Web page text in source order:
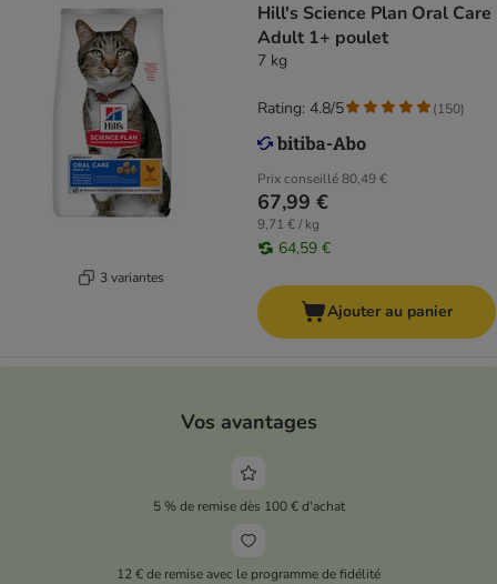
3 variantes
Hill's Science Plan Oral Care
Adult 1+ poulet
7 kg
Prix conseillé80,49 €
67,99 €
9,71 € / kg
64,59 €
Rating: 4.8/5 (150)
Ajouter au panier
Vos avantages
5 % de remise dès 100 € d'achat
12 € de remise avec le programme de fidélité